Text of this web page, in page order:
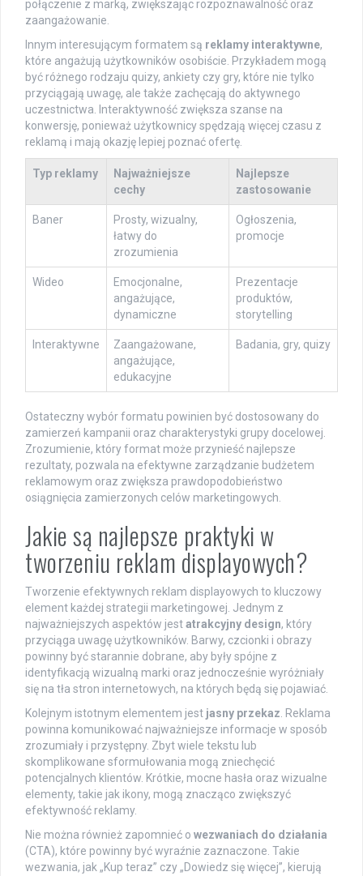
połączenie z marką, zwiększając rozpoznawalność oraz
zaangażowanie.
Innym interesującym formatem są reklamy interaktywne,
które angażują użytkowników osobiście. Przykładem mogą
być różnego rodzaju quizy, ankiety czy gry, które nie tylko
przyciągają uwagę, ale także zachęcają do aktywnego
uczestnictwa. Interaktywność zwiększa szanse na
konwersję, ponieważ użytkownicy spędzają więcej czasu z
reklamą i mają okazję lepiej poznać ofertę.
Typ reklamy
Najważniejsze
cechy
Najlepsze
zastosowanie
Baner
Prosty, wizualny,
łatwy do
zrozumienia
Ogłoszenia,
promocje
Wideo
Emocjonalne,
angażujące,
dynamiczne
Prezentacje
produktów,
storytelling
Interaktywne
Zaangażowane,
angażujące,
edukacyjne
Badania, gry, quizy
Ostateczny wybór formatu powinien być dostosowany do
zamierzeń kampanii oraz charakterystyki grupy docelowej.
Zrozumienie, który format może przynieść najlepsze
rezultaty, pozwala na efektywne zarządzanie budżetem
reklamowym oraz zwiększa prawdopodobieństwo
osiągnięcia zamierzonych celów marketingowych.
Jakie są najlepsze praktyki w
tworzeniu reklam displayowych?
Tworzenie efektywnych reklam displayowych to kluczowy
element każdej strategii marketingowej. Jednym z
najważniejszych aspektów jestatrakcyjny design, który
przyciąga uwagę użytkowników. Barwy, czcionki i obrazy
powinny być starannie dobrane, aby były spójne z
identyfikacją wizualną marki oraz jednocześnie wyróżniały
się na tła stron internetowych, na których będą się pojawiać.
Kolejnym istotnym elementem jest jasny przekaz. Reklama
powinna komunikować najważniejsze informacje w sposób
zrozumiały i przystępny. Zbyt wiele tekstu lub
skomplikowane sformułowania mogą zniechęcić
potencjalnych klientów. Krótkie, mocne hasła oraz wizualne
elementy, takie jak ikony, mogą znacząco zwiększyć
efektywność reklamy.
Nie można również zapomnieć o wezwaniach do działania
(CTA), które powinny być wyraźnie zaznaczone. Takie
wezwania, jak „Kup teraz” czy „Dowiedz się więcej”, kierują